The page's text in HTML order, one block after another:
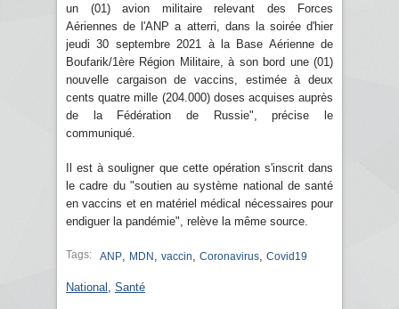
un (01) avion militaire relevant des Forces
Aériennes de l'ANP a atterri, dans la soirée d'hier
jeudi 30 septembre 2021 à la Base Aérienne de
Boufarik/1ère Région Militaire, à son bord une (01)
nouvelle cargaison de vaccins, estimée à deux
cents quatre mille (204.000) doses acquises auprès
de la Fédération de Russie", précise le
communiqué.
Il est à souligner que cette opération s'inscrit dans
le cadre du "soutien au système national de santé
en vaccins et en matériel médical nécessaires pour
endiguer la pandémie", relève la même source.
Tags: ANP MDN vaccin Coronavirus Covid19
National Santé